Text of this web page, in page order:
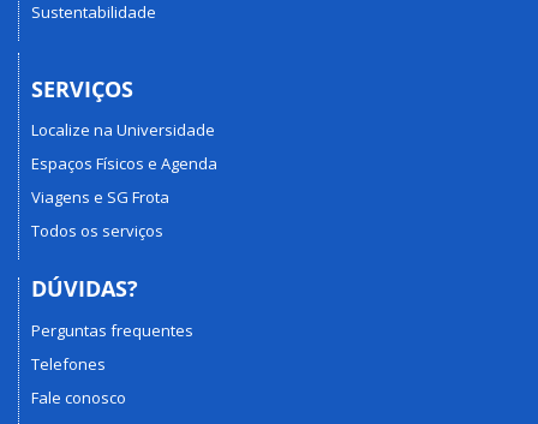
Sustentabilidade
SERVIÇOS
Localize na Universidade
Espaços Físicos e Agenda
Viagens e SG Frota
Todos os serviços
DÚVIDAS?
Perguntas frequentes
Telefones
Fale conosco